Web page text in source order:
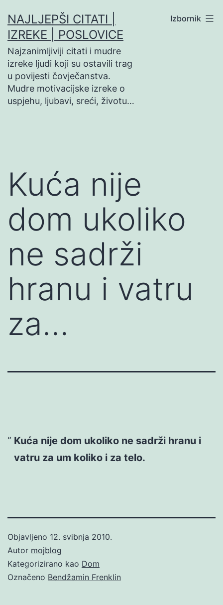
na
sadržaj
NAJLJEPŠI CITATI |
IZREKE | POSLOVICE
Najzanimljiviji citati i mudre
izreke ljudi koji su ostavili trag
u povijesti čovječanstva.
Mudre motivacijske izreke o
uspjehu, ljubavi, sreći, životu…
Izbornik
Kuća nije
dom ukoliko
ne sadrži
hranu i vatru
za…
Kuća nije dom ukoliko ne sadrži hranu i
vatru za um koliko i za telo.
Objavljeno 12. svibnja 2010.
Autor mojblog
Kategorizirano kao Dom
Označeno Bendžamin Frenklin